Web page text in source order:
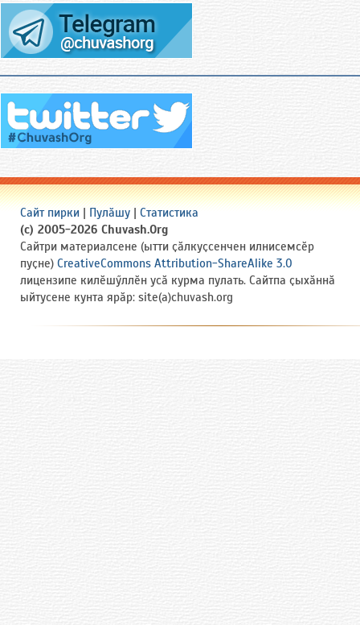
Сайт пирки | Пулӑшу | Статистика
(c) 2005-2026 Chuvash.Org
Сайтри материалсене (ытти ҫӑлкуҫсенчен илнисемсӗр
пуҫне) CreativeCommons Attribution-ShareAlike 3.0
лицензипе килӗшӳллӗн усӑ курма пулать. Сайтпа ҫыхӑннӑ
ыйтусене кунта ярӑр: site(a)chuvash.org